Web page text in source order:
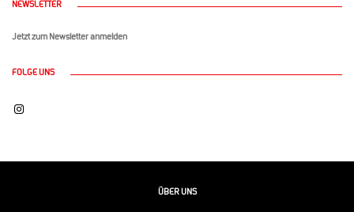
NEWSLETTER
Jetzt zum Newsletter anmelden
FOLGE UNS
ÜBER UNS